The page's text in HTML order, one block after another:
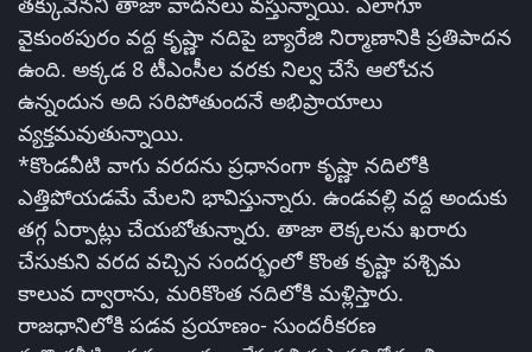
వైకుంఠపురం వద్ద కృష్ణా నదిపై బ్యారేజి నిర్మాణానికి ప్రతిపాదన
ఉంది. అక్కడ 8 టీఎంసీల వరకు నిల్వ చేసే ఆలోచన
ఉన్నందున అది సరిపోతుందనే అభిప్రాయాలు
వ్యక్తమవుతున్నాయి.
*కొండవీటి వాగు వరదను ప్రధానంగా కృష్ణా నదిలోకి
ఎత్తిపోయడమే మేలని భావిస్తున్నారు. ఉండవల్లి వద్ద అందుకు
తగ్గ ఏర్పాట్లు చేయబోతున్నారు. తాజా లెక్కలను ఖరారు
చేసుకుని వరద వచ్చిన సందర్భంలో కొంత కృష్ణా పశ్చిమ
కాలువ ద్వారాను, మరికొంత నదిలోకి మళ్లిస్తారు.
రాజధానిలోకి పడవ ప్రయాణం- సుందరీకరణ